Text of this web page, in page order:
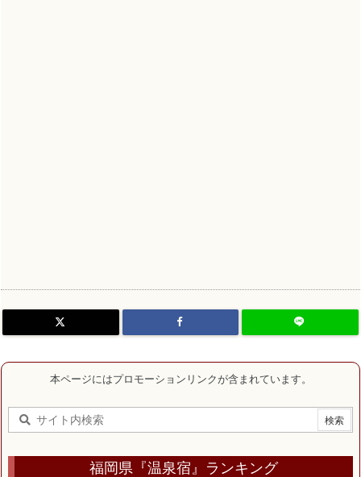
本ページにはプロモーションリンクが含まれています。
福岡県『温泉宿』ランキング